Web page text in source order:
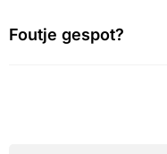
Foutje gespot?